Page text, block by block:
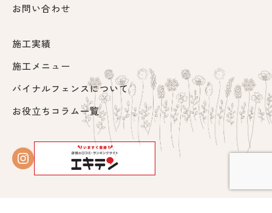
お問い合わせ
施工実績
施工メニュー
バイナルフェンスについて
お役立ちコラム一覧
Instagram